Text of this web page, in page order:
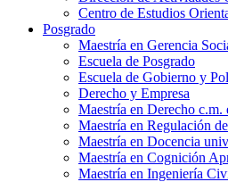
Centro de Estudios
Posgrado
Maestría en Gerencia
Escuela de Posgrado
Escuela de Gobierno y
Derecho y Empresa
Maestría en Derecho
Maestría en Regulación
Maestría en Docencia
Maestría en Cognición
Maestría en Ingeniería